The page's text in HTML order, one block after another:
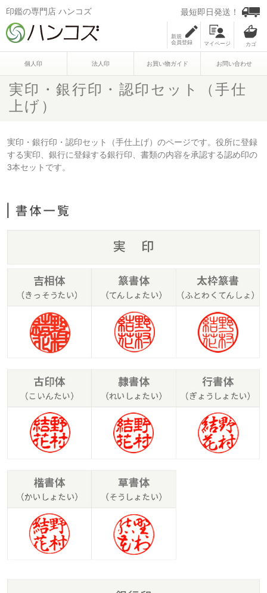
印鑑の専門店 ハンコズ 最短即日発送！
新規
会員登録
マイページ
個人印 法人印 お買い物ガイド お問い合わせ
実印・銀行印・認印セット（手仕
上げ）
実印・銀行印・認印セット（手仕上げ）のページです。役所に登録
する実印、銀行に登録する銀行印、書類の内容を承認する認め印の
3本セットです。